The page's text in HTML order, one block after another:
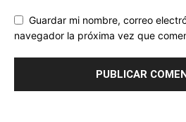
Guardar mi nombre, correo
navegador la próxima vez que